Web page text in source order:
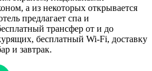
а из некоторых открывается
предлагает спа и
трансфер от и до
бесплатный Wi-Fi, доставку
и завтрак.